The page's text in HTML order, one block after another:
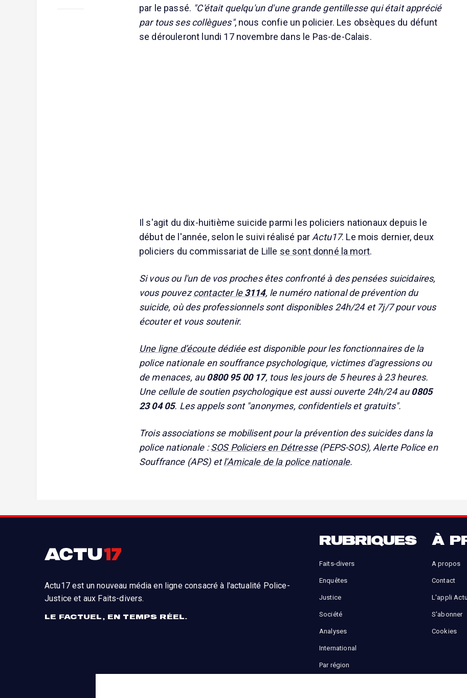
par le passé. "C'était quelqu'un d'une grande gentillesse qui était apprécié
par tous ses collègues", nous confie un policier. Les obsèques du défunt
se dérouleront lundi 17 novembre dans le Pas-de-Calais.
Il s'agit du dix-huitième suicide parmi les policiers nationaux depuis le
début de l'année, selon le suivi réalisé par Actu17. Le mois dernier, deux
policiers du commissariat de Lille se sont donné la mort.
Si vous ou l'un de vos proches êtes confronté à des pensées suicidaires,
vous pouvezcontacter le3114, le numéro national de prévention du
suicide, où des professionnels sont disponibles 24h/24 et 7j/7 pour vous
écouter et vous soutenir.
Une ligne d’écoutedédiée est disponible pour les fonctionnaires de la
police nationale en souffrance psychologique, victimes d'agressions ou
de menaces, au 0800 95 00 17, tous les jours de 5 heures à 23 heures.
Une cellule de soutien psychologique est aussi ouverte 24h/24 au 0805
23 04 05. Les appels sont "anonymes, confidentiels et gratuits".
Trois associations se mobilisent pour la prévention des suicides dans la
police nationale :SOS Policiers en Détresse(PEPS-SOS), Alerte Police en
Souffrance (APS) etl'Amicale de la police nationale.
Actu17 est un nouveau média en ligne consacré à l'actualité Police-
Justice et aux Faits-divers.
LE FACTUEL, EN TEMPS RÉEL.
RUBRIQUES
Faits-divers
Enquêtes
Justice
Société
Analyses
International
Par région
À
A propos
Contact
L'appli
S'abonner
Cookies